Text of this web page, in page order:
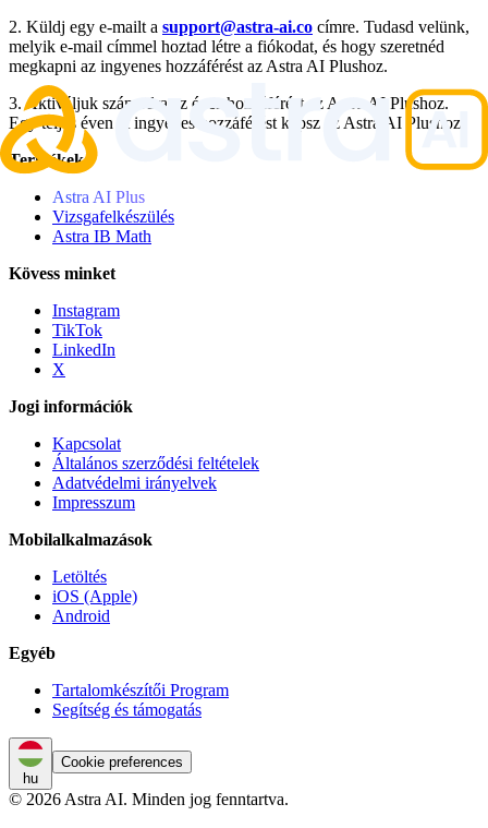
2. Küldj egy e-mailt a support@astra-ai.co címre. Tudasd velünk,
melyik e-mail címmel hoztad létre a fiókodat, és hogy szeretnéd
megkapni az ingyenes hozzáférést az Astra AI Plushoz.
3. Aktiváljuk számodra az éves hozzáférést az Astra AI Plushoz.
Egy teljes éven át ingyenes hozzáférést kapsz az Astra AI Plushoz.
Termékek
Astra AI Plus
Vizsgafelkészülés
Astra IB Math
Kövess minket
Instagram
TikTok
LinkedIn
X
Jogi információk
Kapcsolat
Általános szerződési feltételek
Adatvédelmi irányelvek
Impresszum
Mobilalkalmazások
Letöltés
iOS (Apple)
Android
Egyéb
Tartalomkészítői Program
Segítség és támogatás
hu
Cookie preferences
© 2026 Astra AI. Minden jog fenntartva.